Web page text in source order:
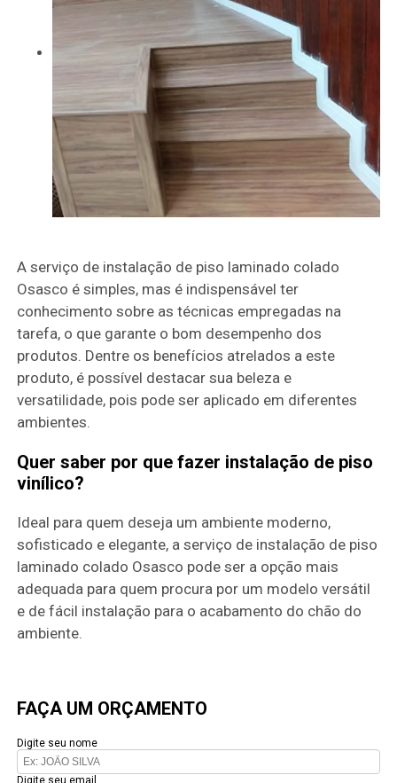
A serviço de instalação de piso laminado colado
Osasco é simples, mas é indispensável ter
conhecimento sobre as técnicas empregadas na
tarefa, o que garante o bom desempenho dos
produtos. Dentre os benefícios atrelados a este
produto, é possível destacar sua beleza e
versatilidade, pois pode ser aplicado em diferentes
ambientes.
Quer saber por que fazer instalação de piso
vinílico?
Ideal para quem deseja um ambiente moderno,
sofisticado e elegante, a serviço de instalação de piso
laminado colado Osasco pode ser a opção mais
adequada para quem procura por um modelo versátil
e de fácil instalação para o acabamento do chão do
ambiente.
FAÇA UM ORÇAMENTO
Digite seu nome
Digite seu email